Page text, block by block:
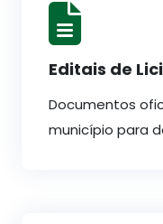
Editais de
Documentos
município para